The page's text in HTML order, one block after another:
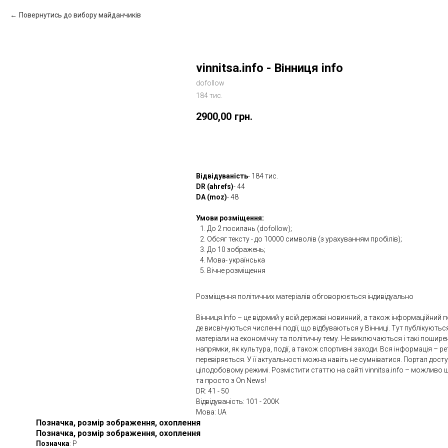
Повернутись до вибору майданчиків
vinnitsa.info - Вінниця info
dofollow
184 тис.
2900,00 грн.
Відвідуваність- 184 тис.
DR (ahrefs)- 44
DA (moz)- 48
Умови розміщення:
До 2 посилань (dofollow);
Обсяг тексту - до 10000 символів (з урахуванням пробілів);
До 10 зображень;
Мова- українська
Вічне розміщення
Розміщення політичних матеріалів обговорюється індивідуально
Вінниця.Info – це відомий у всій державі новинний, а також інформаційний
де висвічуються численні події, що відбуваються у Вінниці. Тут
матеріали на економічну та політичну тему. Не виключаються і такі
напрямки, як культура, події, а також спортивні заходи. Вся інформація –
перевіряється. У її актуальності можна навіть не сумніватися. Портал
цілодобовому режимі. Розмістити статтю на сайті vinnitsa.info – можливо
та просто з On News!
DR: 41 - 50
Відвідуваність: 101 - 200К
Мова: UA
Позначка, розмір зображення, охоплення
Позначка, розмір зображення, охоплення
Позначка: Р